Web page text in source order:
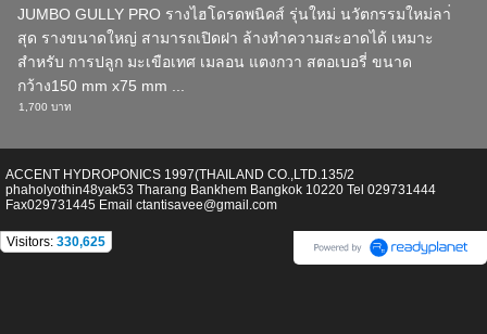
JUMBO GULLY PRO รางไฮโดรดพนิคส์ รุ่นใหม่ นวัตกรรมใหม่ลา่
สุด รางขนาดใหญ่ สามารถเปิดฝา ล้างทำความสะอาดได้ เหมาะ
สำหรับ การปลูก มะเขือเทศ เมลอน แตงกวา สตอเบอรี่ ขนาด
กว้าง150 mm x75 mm ...
1,700 บาท
ACCENT HYDROPONICS 1997(THAILAND CO.,LTD.135/2
phaholyothin48yak53 Tharang Bankhem Bangkok 10220 Tel 029731444
Fax029731445 Email ctantisavee@gmail.com
Visitors: 330,625